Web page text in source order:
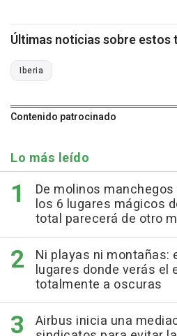
Últimas noticias sobre estos
Iberia
Contenido patrocinado
Lo más leído
De molinos
los 6 lugares mágicos
total parecerá de otro
Ni playas ni montañas:
lugares donde verás el
totalmente a oscuras
Airbus inicia una